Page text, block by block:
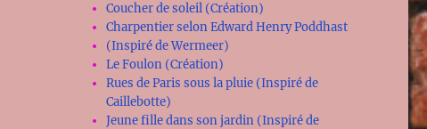
Coucher de soleil (Création)
Charpentier selon Edward Henry Poddhast
(Inspiré de Wermeer)
Le Foulon (Création)
Rues de Paris sous la pluie (Inspiré de
Caillebotte)
Jeune fille dans son jardin (Inspiré de